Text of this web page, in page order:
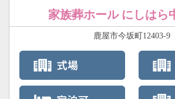
家族葬ホール にしはら
鹿屋市今坂町12403-9